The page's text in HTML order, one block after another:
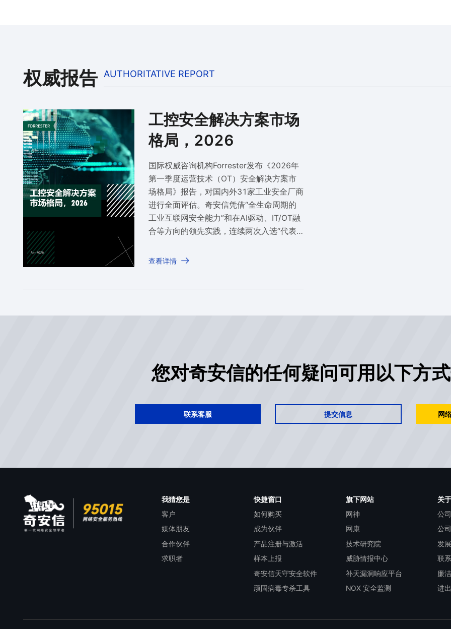
权威报告 AUTHORITATIVE REPORT
工控安全解决方案市场
格局，2026
国际权威咨询机构Forrester发布《2026年
第一季度运营技术（OT）安全解决方案市
场格局》报告，对国内外31家工业安全厂商
进行全面评估。奇安信凭借“全生命周期的
工业互联网安全能力”和在AI驱动、IT/OT融
合等方向的领先实践，连续两次入选“代表
和技术实力。
查看详情
您对奇安信的任何疑问可用以下方
联系客服 提交信息 网
我猜您是
客户
媒体朋友
合作伙伴
求职者
快捷窗口
如何购买
成为伙伴
产品注册与激活
样本上报
奇安信天守安全软件
顽固病毒专杀工具
旗下网站
网神
网康
技术研究院
威胁情报中心
补天漏洞响应平台
NOX 安全监测
关
公
公
发
联
廉
进